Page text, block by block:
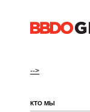
-->
КТО МЫ